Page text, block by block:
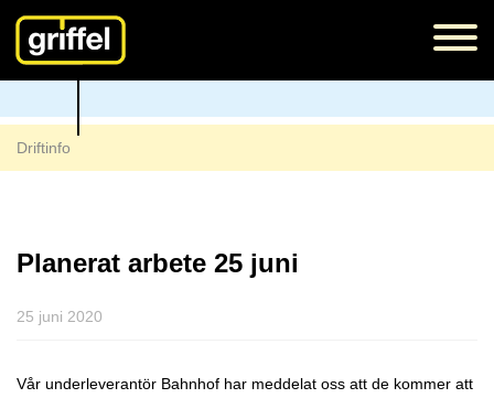
Driftinfo
Planerat arbete 25 juni
25 juni 2020
Vår underleverantör Bahnhof har meddelat oss att de kommer att